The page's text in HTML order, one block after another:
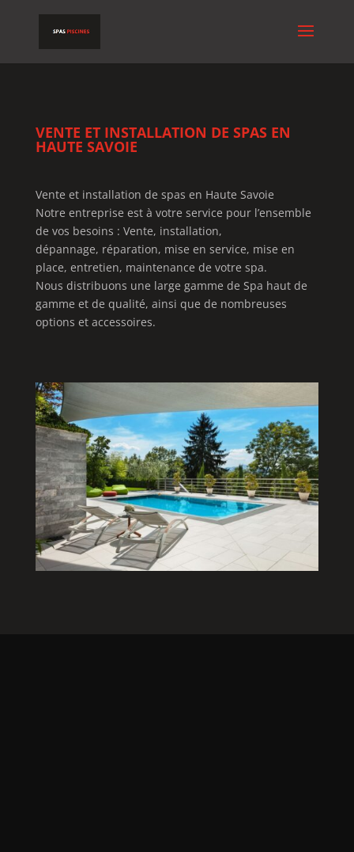
VENTE ET INSTALLATION DE SPAS EN
HAUTE SAVOIE
Vente et installation de spas en Haute Savoie
Notre entreprise est à votre service pour l’ensemble
de vos besoins : Vente, installation,
dépannage, réparation, mise en service, mise en
place, entretien, maintenance de votre spa.
Nous distribuons une large gamme de Spa haut de
gamme et de qualité, ainsi que de nombreuses
options et accessoires.